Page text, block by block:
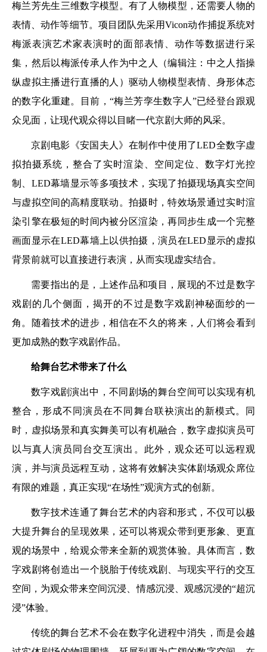
梅兰芳先生三维数字模型。有了人物模型，还需要人物的
表情、动作等细节。项目团队先采用Vicon动作捕捉系统对
梅派表演艺术家表演时的面部表情、动作等数据进行采
集，然后以梅派传承人作为中之人（编辑注：中之人指操
纵虚拟主播进行直播的人）驱动人物模型表情、身形体态
的数字化重建。目前，“梅兰芳孪生数字人”已经登台跟观
众见面，让现代观众得以目睹一代京剧大师的风采。
京剧电影《安国夫人》在制作中使用了LED全数字虚
拟拍摄系统，整合了实时渲染、空间定位、数字灯光控
制、LED幕墙显示等多项技术，实现了拍摄现场真实空间
与虚拟空间的高精度联动。拍摄时，特效场景通过实时渲
染引擎在极短的时间内被分区渲染，再同步生成一个完整
画面显示在LED幕墙上以供拍摄，演员在LED显示的虚拟
背景前就可以直接进行表演，从而实现虚实结合。
需要指出的是，上述作品和项目，展现的不过是数字
戏剧的几个侧面，揭开的不过是数字戏剧神秘面纱的一
角。随着技术的进步，相信在不久的将来，人们将会看到
更加成熟的数字戏剧作品。
给舞台艺术带来了什么
数字戏剧演出中，不同剧场的舞台空间可以实现有机
整合，形成不同演员在不同舞台联袂演出的新模式。同
时，虚拟场景和真实舞美可以有机融合，数字虚拟演员可
以与真人演员同台交互演出。此外，观众还可以远程观
演，并与演员远程互动，这将有效解决实体剧场观众席位
有限的难题，真正实现“在场性”观演方式的创新。
数字技术连通了舞台艺术的内容和形式，不仅可以极
大提升舞台的呈现效果，还可以将观众带到更形象、更直
观的场景中，给观众带来全新的观赏体验。具体而言，数
字戏剧将创造出一个脱胎于传统戏剧、与现实平行的交互
空间，为观众带来空间沉浸、情感沉浸、观感沉浸的“超沉
浸”体验。
传统的舞台艺术不会在数字化进程中消失，而是会越